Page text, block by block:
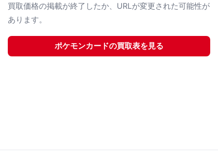
買取価格の掲載が終了したか、URLが変更された可能性が
あります。
ポケモンカードの買取表を見る